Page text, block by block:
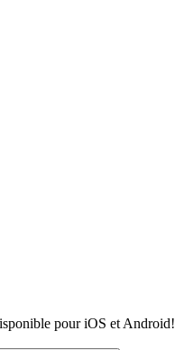
pour iOS et Android!